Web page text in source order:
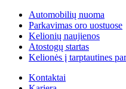
Automobilių nuoma
Parkavimas oro uostuose
Kelionių naujienos
Atostogų startas
Kelionės į tarptautines
Kontaktai